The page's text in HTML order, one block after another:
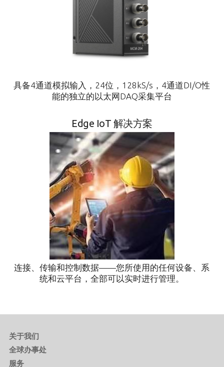
具备4通道模拟输入，24位，128kS/s，4通道DI/O性
能的独立的以太网DAQ采集平台
Edge IoT 解决方案
连接、传输和控制数据——您所使用的任何设备、系
统和云平台，全部可以实时进行管理。
关于我们
全球办事处
服务